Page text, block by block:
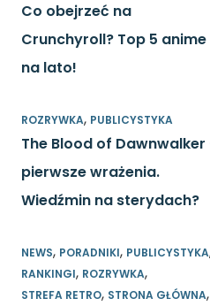
Co obejrzeć na
Crunchyroll? Top 5 anime
na lato!
ROZRYWKA, PUBLICYSTYKA
The Blood of Dawnwalker
pierwsze wrażenia.
Wiedźmin na sterydach?
NEWS, PORADNIKI, PUBLICYSTYKA
RANKINGI, ROZRYWKA,
STREFA RETRO, STRONA GŁÓWNA,